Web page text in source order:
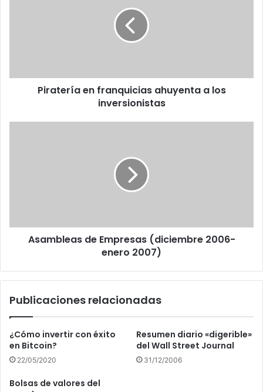
Piratería en franquicias ahuyenta a los
inversionistas
Asambleas de Empresas (diciembre 2006-
enero 2007)
Publicaciones relacionadas
¿Cómo invertir con éxito
en Bitcoin?
22/05/2020
Resumen diario «digerible»
del Wall Street Journal
31/12/2006
Bolsas de valores del